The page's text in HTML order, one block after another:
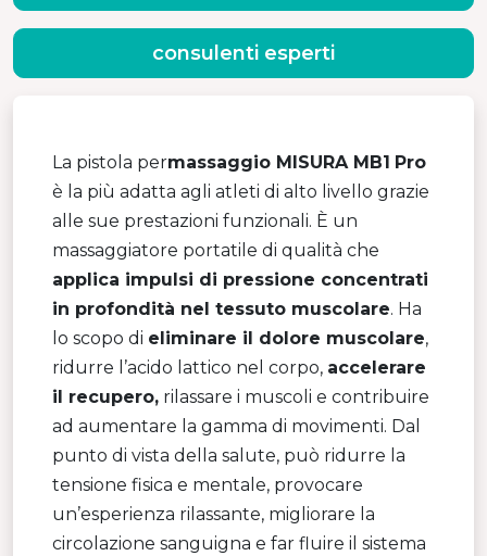
La pistola permassaggio MISURA MB1 Pro
è la più adatta agli atleti di alto livello grazie
alle sue prestazioni funzionali. È un
massaggiatore portatile di qualità che
applica impulsi di pressione concentrati
in profondità nel tessuto muscolare. Ha
lo scopo di eliminare il dolore muscolare,
ridurre l’acido lattico nel corpo, accelerare
il recupero, rilassare i muscoli e contribuire
ad aumentare la gamma di movimenti. Dal
punto di vista della salute, può ridurre la
tensione fisica e mentale, provocare
un’esperienza rilassante, migliorare la
circolazione sanguigna e far fluire il sistema
consulenti esperti